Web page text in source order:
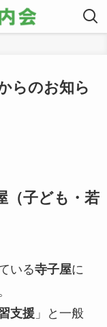
らのお知ら
（子ども・若
いる寺子屋に
支援 」と一般